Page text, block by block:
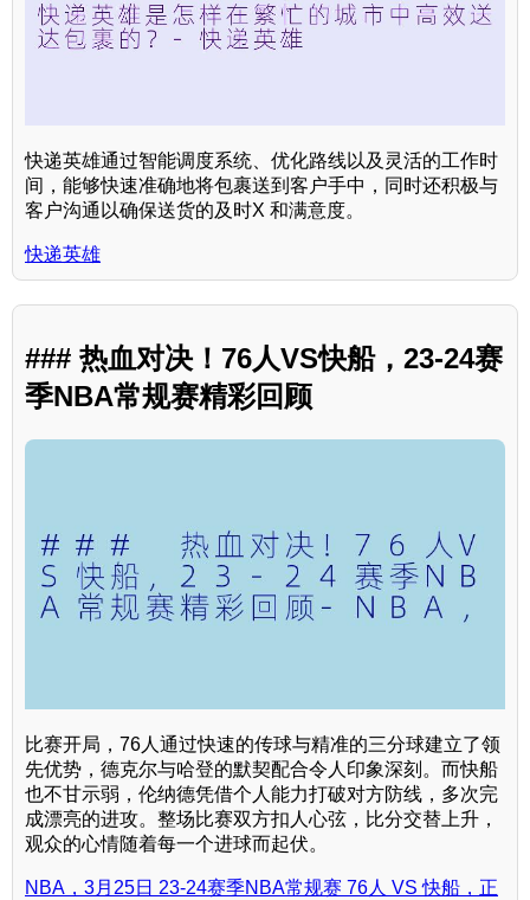
快递英雄通过智能调度系统、优化路线以及灵活的工作时
间，能够快速准确地将包裹送到客户手中，同时还积极与
客户沟通以确保送货的及时X 和满意度。
快递英雄
### 热血对决！76人VS快船，23-24赛
季NBA常规赛精彩回顾
比赛开局，76人通过快速的传球与精准的三分球建立了领
先优势，德克尔与哈登的默契配合令人印象深刻。而快船
也不甘示弱，伦纳德凭借个人能力打破对方防线，多次完
成漂亮的进攻。整场比赛双方扣人心弦，比分交替上升，
观众的心情随着每一个进球而起伏。
NBA，3月25日 23-24赛季NBA常规赛 76人 VS 快船，正